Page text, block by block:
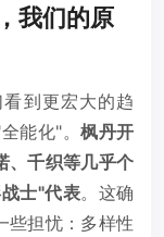
我们的原
到更宏大的趋
能化"。 枫丹开
、千织等几乎个
士"代表。这确
些担忧：多样性